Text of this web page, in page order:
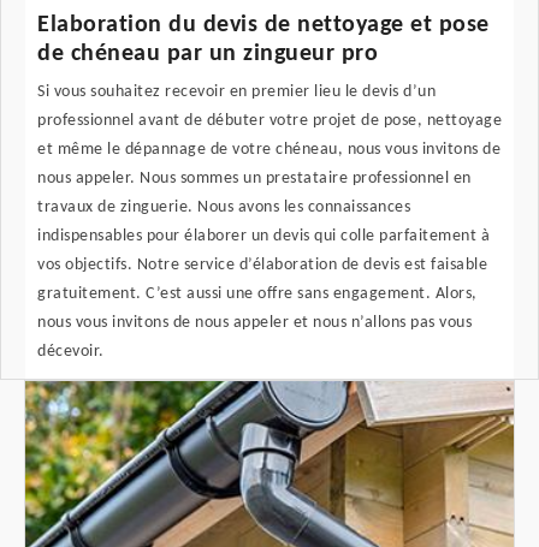
Elaboration du devis de nettoyage et pose
de chéneau par un zingueur pro
Si vous souhaitez recevoir en premier lieu le devis d’un
professionnel avant de débuter votre projet de pose, nettoyage
et même le dépannage de votre chéneau, nous vous invitons de
nous appeler. Nous sommes un prestataire professionnel en
travaux de zinguerie. Nous avons les connaissances
indispensables pour élaborer un devis qui colle parfaitement à
vos objectifs. Notre service d’élaboration de devis est faisable
gratuitement. C’est aussi une offre sans engagement. Alors,
nous vous invitons de nous appeler et nous n’allons pas vous
décevoir.